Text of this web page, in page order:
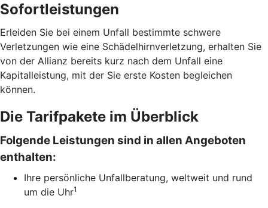
Sofortleistungen
Erleiden Sie bei einem Unfall bestimmte schwere
Verletzungen wie eine Schädelhirnverletzung, erhalten Sie
von der Allianz bereits kurz nach dem Unfall eine
Kapitalleistung, mit der Sie erste Kosten begleichen
können.
Die Tarifpakete im Überblick
Folgende Leistungen sind in allen Angeboten
enthalten:
Ihre persönliche Unfallberatung, weltweit und rund
um die Uhr1